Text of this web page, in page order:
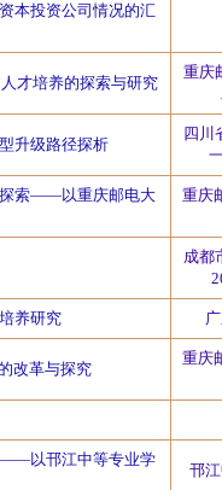
本投资公司情况的汇
才培养的探索与研究
重庆
升级路径探析
四川
探索——以重庆邮电大
重庆
成都
养研究
改革与探究
重庆
——以邗江中等专业学
邗